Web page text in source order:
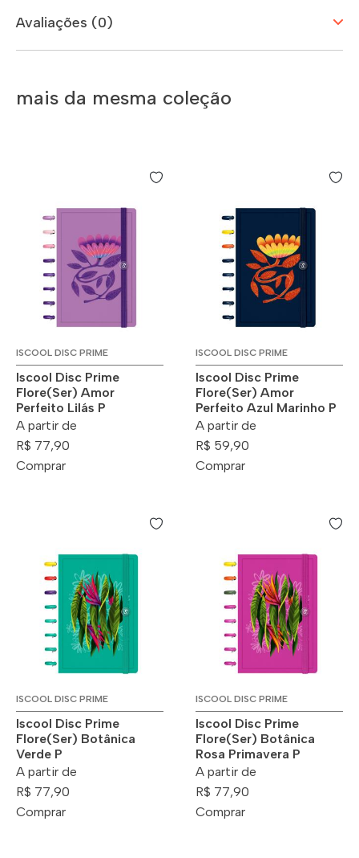
Avaliações (0)
mais da mesma coleção
ISCOOL DISC PRIME
Iscool Disc Prime
Flore(Ser) Amor
Perfeito Lilás P
A partir de
R$ 77,90
Comprar
ISCOOL DISC PRIME
Iscool Disc Prime
Flore(Ser) Amor
Perfeito Azul Marinho P
A partir de
R$ 59,90
Comprar
ISCOOL DISC PRIME
Iscool Disc Prime
Flore(Ser) Botânica
Verde P
A partir de
R$ 77,90
Comprar
ISCOOL DISC PRIME
Iscool Disc Prime
Flore(Ser) Botânica
Rosa Primavera P
A partir de
R$ 77,90
Comprar